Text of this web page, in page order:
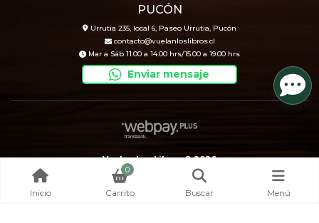
PUCÓN
Urrutia 235, local 6, Paseo Urrutia, Pucón
contacto@vuelanloslibros.cl
Mar a Sáb 11.00 a 14.00 hrs/15.00 a 19.00 hrs
Enviar mensaje
Vuelan Los Libros © 2026
Creado por
Bsale
Inicio
0
Carrito Buscar Menú